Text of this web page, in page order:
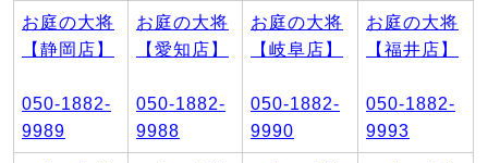
お庭の大将
【静岡店】
050-1882-
9989
お庭の大将
【愛知店】
050-1882-
9988
お庭の大将
【岐阜店】
050-1882-
9990
お庭の大将
【福井店】
050-1882-
9993